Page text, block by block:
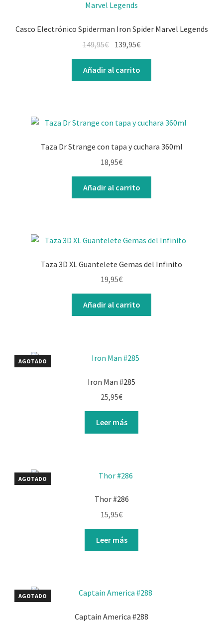
Casco Electrónico Spiderman Iron Spider Marvel Legends
149,95€ 139,95€
Añadir al carrito
Taza Dr Strange con tapa y cuchara 360ml
18,95€
Añadir al carrito
Taza 3D XL Guantelete Gemas del Infinito
19,95€
Añadir al carrito
AGOTADO
Iron Man #285
25,95€
Leer más
AGOTADO
Thor #286
15,95€
Leer más
AGOTADO
Captain America #288